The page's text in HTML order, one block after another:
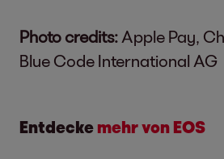
Photo credits: Apple Pay,
Blue Code International AG
Entdecke mehr von EOS